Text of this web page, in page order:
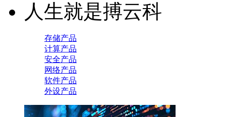
人生就是搏云科
存储产品
计算产品
安全产品
网络产品
软件产品
外设产品